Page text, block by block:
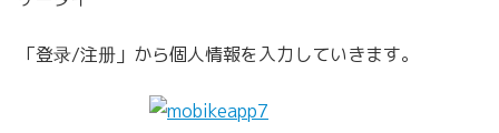
「登录/注册」から個人情報を入力していきます。